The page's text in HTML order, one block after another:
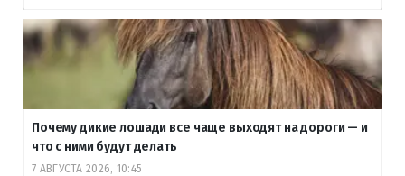
Почему дикие лошади все чаще выходят на дороги — и
что с ними будут делать
7 АВГУСТА 2026, 10:45